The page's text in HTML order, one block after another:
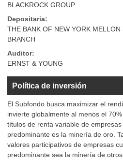
BLACKROCK GROUP
Depositaria:
THE BANK OF NEW YORK MELLON
BRANCH
Auditor:
ERNST & YOUNG
Política de inversión
El Subfondo busca maximizar el
invierte globalmente al menos el
títulos de renta variable de
predominante es la minería de oro.
valores participativos de empresas
predominante sea la minería de